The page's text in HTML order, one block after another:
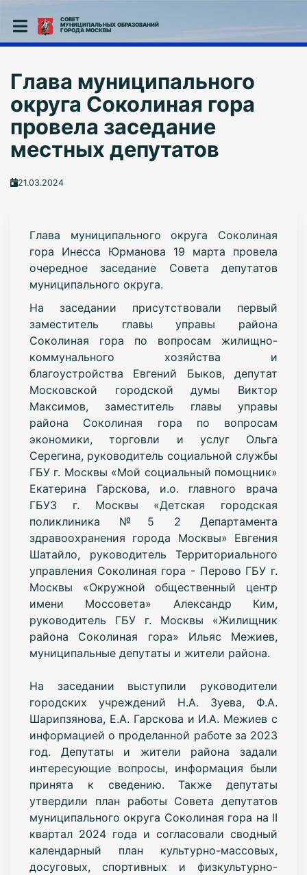
СОВЕТ
МУНИЦИПАЛЬНЫХ ОБРАЗОВАНИЙ
ГОРОДА МОСКВЫ
Глава муниципального
округа Соколиная гора
провела заседание
местных депутатов
21.03.2024
Глава муниципального округа Соколиная
гора Инесса Юрманова 19 марта провела
очередное заседание Совета депутатов
муниципального округа.
На заседании присутствовали первый
заместитель главы управы района
Соколиная гора по вопросам жилищно-
коммунального хозяйства и
благоустройства Евгений Быков, депутат
Московской городской думы Виктор
Максимов, заместитель главы управы
района Соколиная гора по вопросам
экономики, торговли и услуг Ольга
Серегина, руководитель социальной службы
ГБУ г. Москвы «Мой социальный помощник»
Екатерина Гарскова, и.о. главного врача
ГБУЗ г. Москвы «Детская городская
поликлиника №5 2 Департамента
здравоохранения города Москвы» Евгения
Шатайло, руководитель Территориального
управления Соколиная гора - Перово ГБУ г.
Москвы «Окружной общественный центр
имени Моссовета» Александр Ким,
руководитель ГБУ г. Москвы «Жилищник
района Соколиная гора» Ильяс Межиев,
муниципальные депутаты и жители района.
На заседании выступили руководители
городских учреждений Н.А. Зуева, Ф.А.
Шарипзянова, Е.А. Гарскова и И.А. Межиев с
информацией о проделанной работе за 2023
год. Депутаты и жители района задали
интересующие вопросы, информация были
принята к сведению.Также депутаты
утвердили план работы Совета депутатов
муниципального округа Соколиная гора на II
квартал 2024 года и согласовали сводный
календарный план культурно-массовых,
досуговых, спортивных и физкультурно-